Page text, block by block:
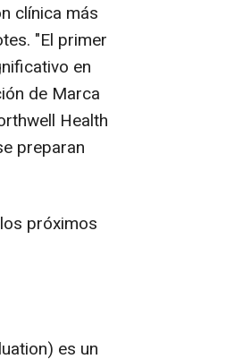
clínica más
"El primer
en
de Marca
Health
preparan
próximos
es un